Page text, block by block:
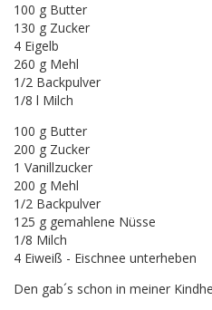
100 g Butter
130 g Zucker
4 Eigelb
260 g Mehl
1/2 Backpulver
1/8 l Milch
100 g Butter
200 g Zucker
1 Vanillzucker
200 g Mehl
1/2 Backpulver
125 g gemahlene Nüsse
1/8 Milch
4 Eiweiß - Eischnee unterheben
Den gab´s schon in meiner